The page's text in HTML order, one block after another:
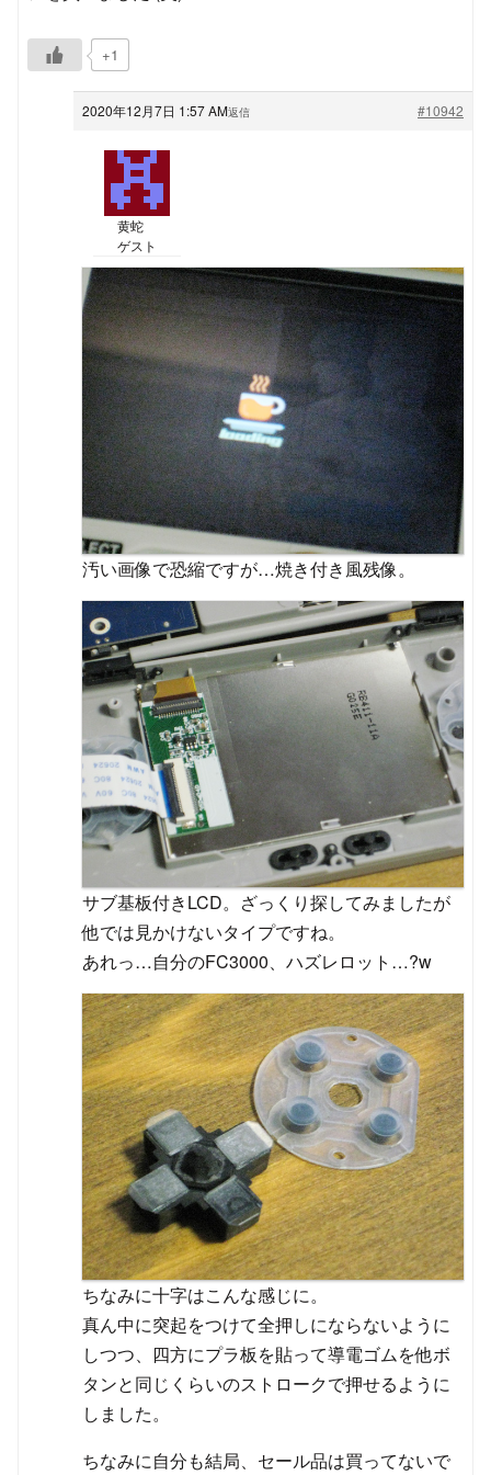
+1
2020年12月7日 1:57 AM #10942
返信
黄蛇
ゲスト
汚い画像で恐縮ですが…焼き付き風残像。
サブ基板付きLCD。ざっくり探してみましたが
他では見かけないタイプですね。
あれっ…自分のFC3000、ハズレロット…?w
ちなみに十字はこんな感じに。
真ん中に突起をつけて全押しにならないように
しつつ、四方にプラ板を貼って導電ゴムを他ボ
タンと同じくらいのストロークで押せるように
しました。
ちなみに自分も結局、セール品は買ってないで